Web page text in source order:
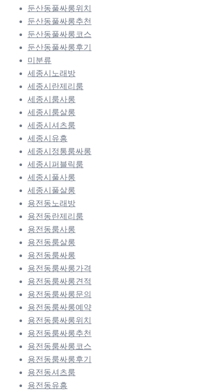
둔산동풀싸롱위치
둔산동풀싸롱추천
둔산동풀싸롱코스
둔산동풀싸롱후기
미분류
세종시노래방
세종시란제리룸
세종시룸사롱
세종시룸살롱
세종시셔츠룸
세종시유흥
세종시정통룸싸롱
세종시퍼블릭룸
세종시풀사롱
세종시풀살롱
용전동노래방
용전동란제리룸
용전동룸사롱
용전동룸살롱
용전동룸싸롱
용전동룸싸롱가격
용전동룸싸롱견적
용전동룸싸롱문의
용전동룸싸롱예약
용전동룸싸롱위치
용전동룸싸롱추천
용전동룸싸롱코스
용전동룸싸롱후기
용전동셔츠룸
용전동유흥